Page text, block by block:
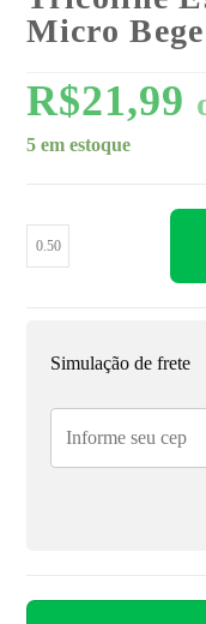
Micro
R$21,99
5 em estoque
Simulação de frete